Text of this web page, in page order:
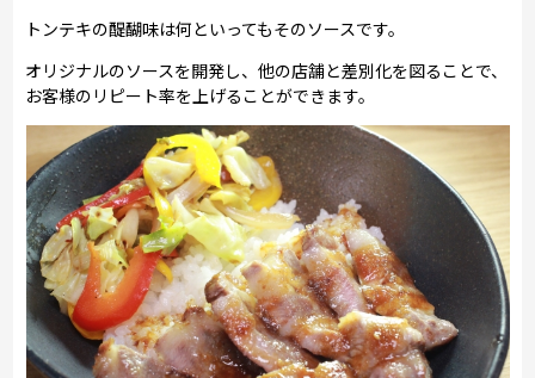
トンテキの醍醐味は何といってもそのソースです。
オリジナルのソースを開発し、他の店舗と差別化を図ることで、
お客様のリピート率を上げることができます。